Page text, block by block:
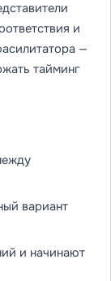
и
—
тайминг
вариант
и начинают